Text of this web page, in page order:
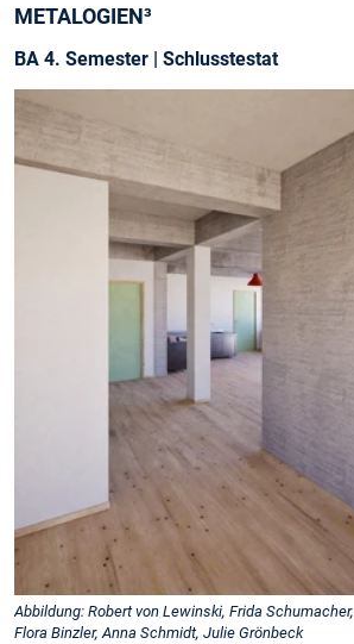
METALOGIEN³
BA 4. Semester | Schlusstestat
Abbildung: Robert von Lewinski, Frida Schumacher,
Flora Binzler, Anna Schmidt, Julie Grönbeck